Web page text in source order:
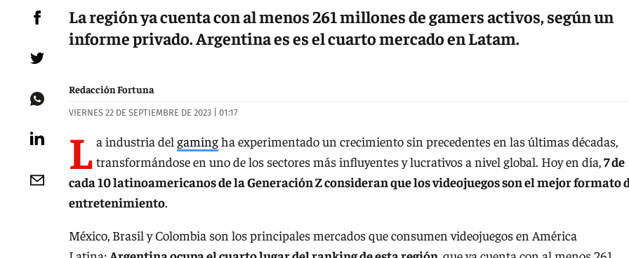
La región ya cuenta con al menos 261 millones de gamers activos, según un
informe privado. Argentina es es el cuarto mercado en Latam.
Redacción Fortuna
VIERNES 22 DE SEPTIEMBRE DE 2023 | 01:17
L a industria del gamingha experimentado un crecimiento sin precedentes en las últimas décadas,
transformándose en uno de los sectores más influyentes y lucrativos a nivel global. Hoy en día,7 de
cada 10 latinoamericanos de la Generación Z consideran que los videojuegos son el mejor formato
entretenimiento.
México, Brasil y Colombia son los principales mercados que consumen videojuegos en América